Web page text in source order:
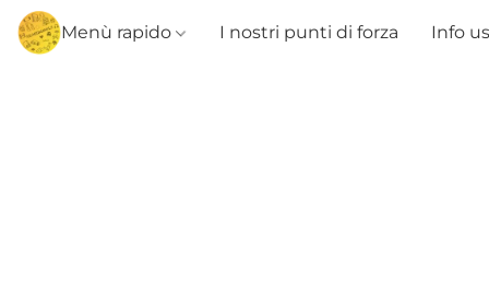
Menù rapido I nostri punti di forza Info